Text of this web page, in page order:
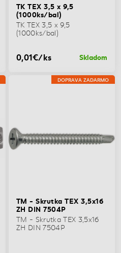
TK TEX 3,5 x 9,5
(1000ks/bal)
TK TEX 3,5 x 9,5
(1000ks/bal)
0,01€/ks Skladom
DOPRAVA ZADARMO
TM - Skrutka TEX 3,5x16
ZH DIN 7504P
TM - Skrutka TEX 3,5x16
ZH DIN 7504P